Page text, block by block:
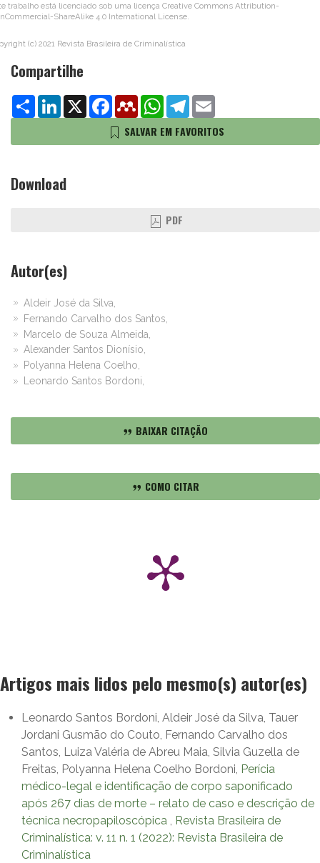
trabalho está licenciado sob uma licença Creative Commons Attribution-
ShareAlike 4.0 International License.
(c) 2021 Revista Brasileira de Criminalística
Compartilhe
ShareLinkedIn
X FacebookMendeleyWhatsApp
Telegram
SALVAR EM FAVORITOS
Download
PDF
Autor(es)
Aldeir José da Silva,
Fernando Carvalho dos Santos,
Marcelo de Souza Almeida,
Alexander Santos Dionísio,
Polyanna Helena Coelho,
Leonardo Santos Bordoni,
BAIXAR CITAÇÃO
COMO CITAR
Artigos mais lidos pelo mesmo(s) autor(es)
Leonardo Santos Bordoni, Aldeir José da Silva, Tauer
Jordani Gusmão do Couto, Fernando Carvalho dos
Santos, Luiza Valéria de Abreu Maia, Silvia Guzella de
Freitas, Polyanna Helena Coelho Bordoni, Perícia
médico-legal e identificação de corpo saponificado
após 267 dias de morte – relato de caso e descrição de
técnica necropapiloscópica , Revista Brasileira de
Criminalística: v. 11 n. 1 (2022): Revista Brasileira de
Criminalística